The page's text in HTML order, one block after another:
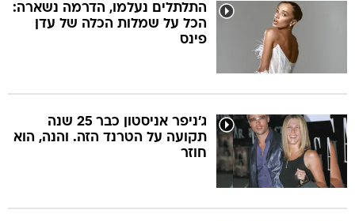
התלתלים נעלמו, הדרמה נשארה:
הכל על שמלות הכלה של עדן
פינס
ג'ניפר אניסטון כבר 25 שנה
תקועה על הטרנד הזה. והנה, הוא
חוזר